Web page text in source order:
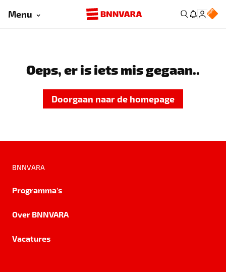
Menu
Oeps, er is iets mis gegaan..
Doorgaan naar de homepage
BNNVARA
Programma's
Over BNNVARA
Vacatures